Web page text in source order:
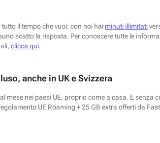
tutto il tempo che vuoi: con noi hai minuti illimitati
scatto la risposta. Per conoscere tutte le
clicca qui.
anche in UK e Svizzera
mese nei paesi UE, proprio come a casa. E senza
UE Roaming + 25 GB extra offerti da